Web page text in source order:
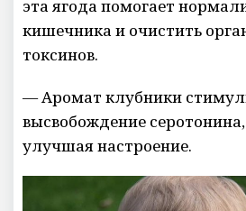
эта ягода помогает
кишечника и очистить
токсинов.
— Аромат клубники
высвобождение
улучшая настроение.